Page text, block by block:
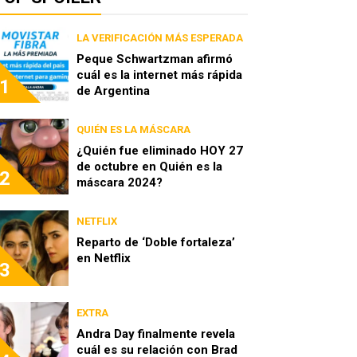
1
LA VERIFICACIÓN MÁS ESPERADA
Peque Schwartzman afirmó
cuál es la internet más rápida
de Argentina
2
QUIÉN ES LA MÁSCARA
¿Quién fue eliminado HOY 27
de octubre en Quién es la
máscara 2024?
3
NETFLIX
Reparto de ‘Doble fortaleza’
en Netflix
EXTRA
Andra Day finalmente revela
cuál es su relación con Brad